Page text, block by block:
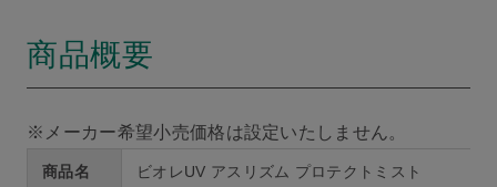
商品概要
※メーカー希望小売価格は設定いたしません。
商品名 ビオレUV アスリズム プロテクトミスト